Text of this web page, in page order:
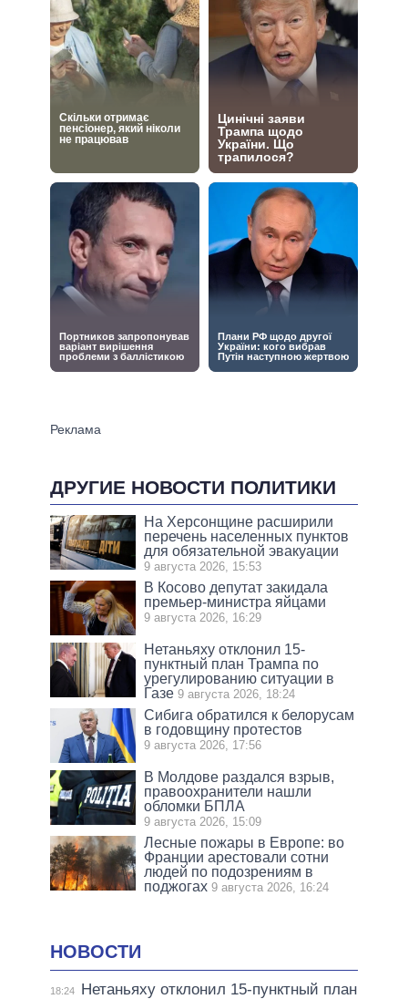
ДРУГИЕ НОВОСТИ ПОЛИТИКИ
На Херсонщине расширили
перечень населенных пунктов
для обязательной эвакуации
9 августа 2026, 15:53
В Косово депутат закидала
премьер-министра яйцами
9 августа 2026, 16:29
Нетаньяху отклонил 15-
пунктный план Трампа по
урегулированию ситуации в
Газе 9 августа 2026, 18:24
Сибига обратился к белорусам
в годовщину протестов
9 августа 2026, 17:56
В Молдове раздался взрыв,
правоохранители нашли
обломки БПЛА
9 августа 2026, 15:09
Лесные пожары в Европе: во
Франции арестовали сотни
людей по подозрениям в
поджогах 9 августа 2026, 16:24
НОВОСТИ
18:24
Нетаньяху отклонил 15-пунктный план